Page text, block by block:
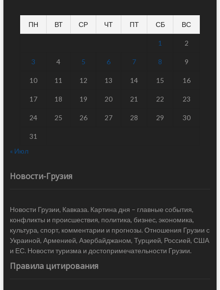
ПН ВТ СР ЧТ ПТ СБ ВС
1 2
3 4 5 6 7 8 9
10 11 12 13 14 15 16
17 18 19 20 21 22 23
24 25 26 27 28 29 30
31
« Июл
Новости-Грузия
Новости Грузии, Кавказа. Картина дня – главные события,
конфликты и происшествия, политика, бизнес, экономика,
культура, спорт, комментарии и прогнозы. Отношения Грузии с
Украиной, Арменией, Азербайджаном, Турцией, Россией, США
и ЕС. Новости туризма и достопримечательности Грузии.
Правила цитирования